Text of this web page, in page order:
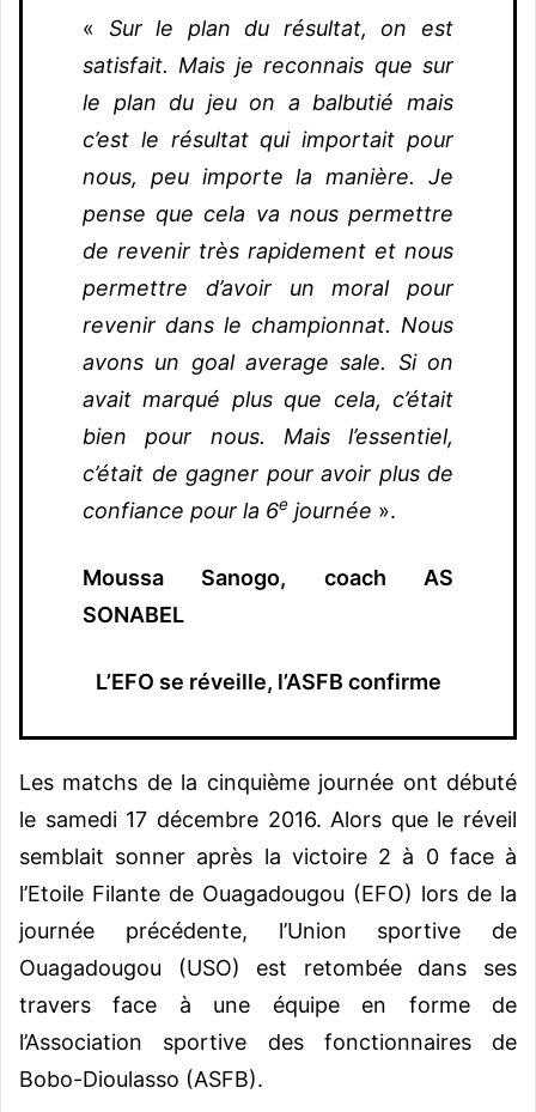
« Sur le plan du résultat, on est
satisfait. Mais je reconnais que sur
le plan du jeu on a balbutié mais
c’est le résultat qui importait pour
nous, peu importe la manière. Je
pense que cela va nous permettre
de revenir très rapidement et nous
permettre d’avoir un moral pour
revenir dans le championnat. Nous
avons un goal average sale. Si on
avait marqué plus que cela, c’était
bien pour nous. Mais l’essentiel,
c’était de gagner pour avoir plus de
confiance pour la 6e journée ».
Moussa Sanogo, coach AS
SONABEL
L’EFO se réveille, l’ASFB confirme
Les matchs de la cinquième journée ont débuté
le samedi 17 décembre 2016. Alors que le réveil
semblait sonner après la victoire 2 à 0 face à
l’Etoile Filante de Ouagadougou (EFO) lors de la
journée précédente, l’Union sportive de
Ouagadougou (USO) est retombée dans ses
travers face à une équipe en forme de
l’Association sportive des fonctionnaires de
Bobo-Dioulasso (ASFB).